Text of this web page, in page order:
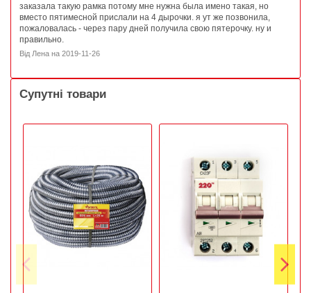
заказала такую рамка потому мне нужна была имено такая, но
вместо пятимесной прислали на 4 дырочки. я ут же позвонила,
пожаловалась - через пару дней получила свою пятерочку. ну и
правильно.
Від Лена на 2019-11-26
Супутні товари